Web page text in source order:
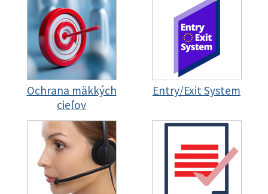
Ochrana mäkkých
cieľov
Entry/Exit System